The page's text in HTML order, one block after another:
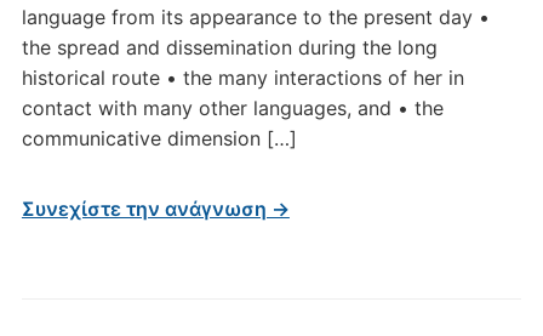
language from its appearance to the present day •
the spread and dissemination during the long
historical route • the many interactions of her in
contact with many other languages, and • the
communicative dimension […]
Συνεχίστε την ανάγνωση →